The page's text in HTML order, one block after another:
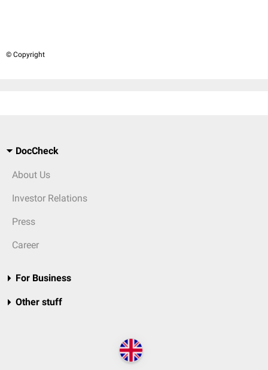
© Copyright
DocCheck
About Us
Investor Relations
Press
Career
For Business
Other stuff